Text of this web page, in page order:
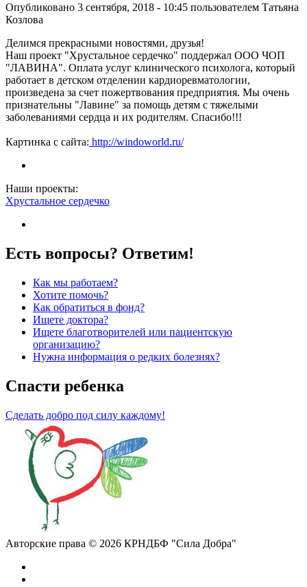
Опубликовано 3 сентября, 2018 - 10:45 пользователем Татьяна
Козлова
Делимся прекрасными новостями, друзья!
Наш проект "Хрустальное сердечко" поддержал ООО ЧОП
"ЛАВИНА". Оплата услуг клинического психолога, который
работает в детском отделении кардиоревматологии,
произведена за счет пожертвования предприятия. Мы очень
признательны "Лавине" за помощь детям с тяжелыми
заболеваниями сердца и их родителям. Спасибо!!!
Картинка с сайта: http://windoworld.ru/
Наши проекты:
Хрустальное сердечко
Есть вопросы? Ответим!
Как мы работаем?
Хотите помочь?
Как обратиться в фонд?
Ищете доктора?
Ищете благотворителей или пациентскую
организацию?
Нужна информация о редких болезнях?
Спасти ребенка
Сделать добро под силу каждому!
Авторские права © 2026 КРНДБФ "Сила Добра"